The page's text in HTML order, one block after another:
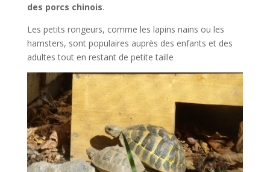
des porcs chinois.
Les petits rongeurs, comme les lapins nains ou les
hamsters, sont populaires auprès des enfants et des
adultes tout en restant de petite taille